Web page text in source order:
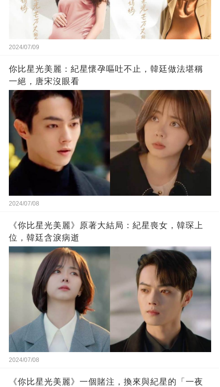
2024/07/09
你比星光美麗：紀星懷孕嘔吐不止，韓廷做法堪稱
一絕，唐宋沒眼看
2024/07/08
《你比星光美麗》原著大結局：紀星喪女，韓琛上
位，韓廷含淚病逝
2024/07/08
《你比星光美麗》一個賭注，換來與紀星的「一夜